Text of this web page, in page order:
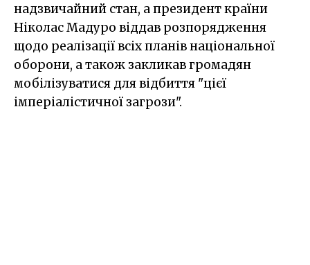
надзвичайний стан, а президент країни
Ніколас Мадуро віддав розпорядження
щодо реалізації всіх планів національної
оборони, а також закликав громадян
мобілізуватися для відбиття "цієї
імперіалістичної загрози".